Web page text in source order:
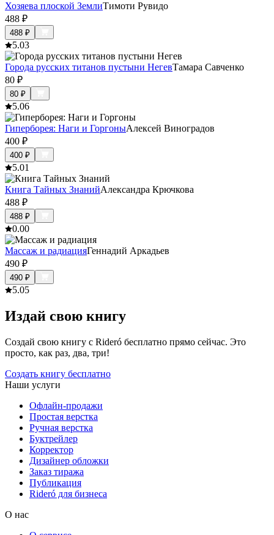
Хозяева плоской ЗемлиТимоти Рувидо
488 ₽
488 ₽
5.03
Города русских титанов пустыни НегевТамара Савченко
80 ₽
80 ₽
5.06
Гиперборея: Наги и ГоргоныАлексей Виноградов
400 ₽
400 ₽
5.01
Книга Тайных ЗнанийАлександра Крючкова
488 ₽
488 ₽
0.00
Массаж и радиацияГеннадий Аркадьев
490 ₽
490 ₽
5.05
Издай свою книгу
Создай свою книгу с Rideró бесплатно прямо сейчас. Это
просто, как раз, два, три!
Создать книгу бесплатно
Наши услуги
Офлайн-продажи
Простая верстка
Ручная верстка
Буктрейлер
Корректор
Дизайнер обложки
Заказ тиража
Публикация
Rideró для бизнеса
О нас